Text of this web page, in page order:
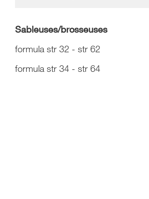
Sableuses/brosseuses
formula str 32 - str 62
formula str 34 - str 64